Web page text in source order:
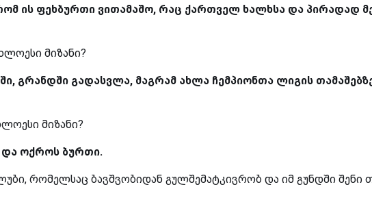
ის ფეხბურთი ვითამაშო, რაც ქართველ ხალხსა და პირადად
მიზანი?
გრანდში გადასვლა, მაგრამ ახლა ჩემპიონთა ლიგის
მიზანი?
და ოქროს ბურთი.
რომელსაც ბავშვობიდან გულშემატკივრობ და იმ გუნდში შენი